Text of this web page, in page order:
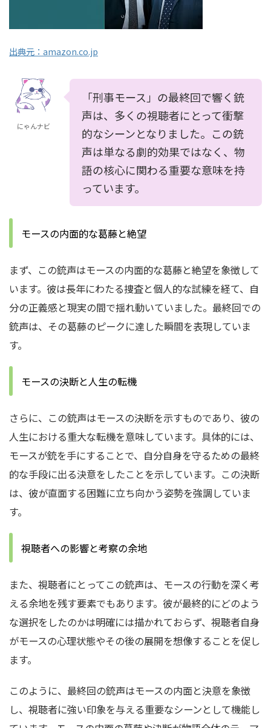
出典元：amazon.co.jp
にゃんナビ
「刑事モース」の最終回で響く銃
声は、多くの視聴者にとって衝撃
的なシーンとなりました。この銃
声は単なる劇的効果ではなく、物
語の核心に関わる重要な意味を持
っています。
モースの内面的な葛藤と絶望
まず、この銃声はモースの内面的な葛藤と絶望を象徴して
います。 彼は長年にわたる捜査と個人的な試練を経て、自
分の正義感と現実の間で揺れ動いていました。 最終回での
銃声は、その葛藤のピークに達した瞬間を表現していま
す。
モースの決断と人生の転機
さらに、この銃声はモースの決断を示すものであり、彼の
人生における重大な転機を意味しています。 具体的には、
モースが銃を手にすることで、自分自身を守るための最終
的な手段に出る決意をしたことを示しています。 この決断
は、彼が直面する困難に立ち向かう姿勢を強調していま
す。
視聴者への影響と考察の余地
また、視聴者にとってこの銃声は、モースの行動を深く考
える余地を残す要素でもあります。 彼が最終的にどのよう
な選択をしたのかは明確には描かれておらず、視聴者自身
がモースの心理状態やその後の展開を想像することを促し
ます。
このように、最終回の銃声はモースの内面と決意を象徴
し、視聴者に強い印象を与える重要なシーンとして機能し